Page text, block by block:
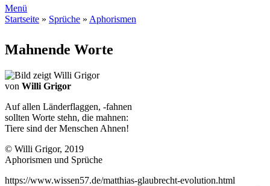
Menü
Startseite » Sprüche » Aphorismen
Mahnende Worte
von Willi Grigor
Auf allen Länderflaggen, -fahnen
sollten Worte stehn, die mahnen:
Tiere sind der Menschen Ahnen!
© Willi Grigor, 2019
Aphorismen und Sprüche
https://www.wissen57.de/matthias-glaubrecht-evolution.html